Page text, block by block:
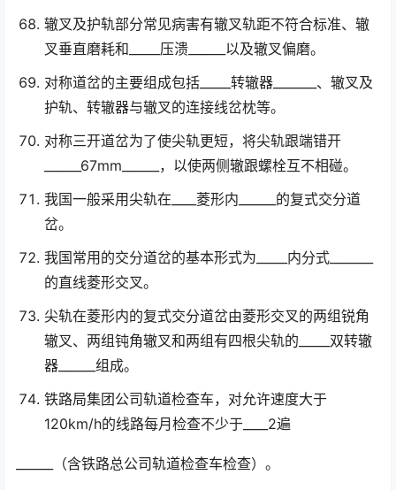
辙叉及护轨部分常见病害有辙叉轨距不符合标准、辙
叉垂直磨耗和_____压溃______以及辙叉偏磨。
对称道岔的主要组成包括_____转辙器_______、辙叉及
护轨、转辙器与辙叉的连接线岔枕等。
对称三开道岔为了使尖轨更短，将尖轨跟端错开
______67mm______，以使两侧辙跟螺栓互不相碰。
我国一般采用尖轨在____菱形内______的复式交分道
岔。
我国常用的交分道岔的基本形式为_____内分式_______
的直线菱形交叉。
尖轨在菱形内的复式交分道岔由菱形交叉的两组锐角
辙叉、两组钝角辙叉和两组有四根尖轨的_____双转辙
器______组成。
铁路局集团公司轨道检查车，对允许速度大于
120km/h的线路每月检查不少于____2遍
______（含铁路总公司轨道检查车检查）。